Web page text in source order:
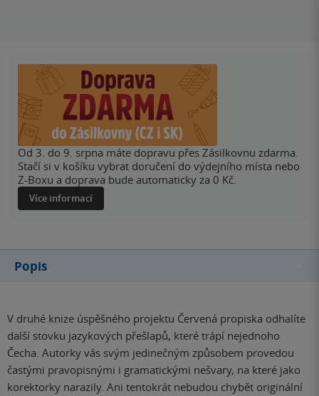
Od 3. do 9. srpna máte dopravu přes Zásilkovnu zdarma.
Stačí si v košíku vybrat doručení do výdejního místa nebo
Z-Boxu a doprava bude automaticky za 0 Kč.
Více informací
Popis
V druhé knize úspěšného projektu Červená propiska odhalíte
další stovku jazykových přešlapů, které trápí nejednoho
Čecha. Autorky vás svým jedinečným způsobem provedou
častými pravopisnými i gramatickými nešvary, na které jako
korektorky narazily. Ani tentokrát nebudou chybět originální